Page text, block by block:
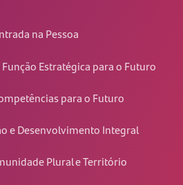
na Pessoa
Estratégica para o Futuro
para o Futuro
e Desenvolvimento Integral
Plural e Território